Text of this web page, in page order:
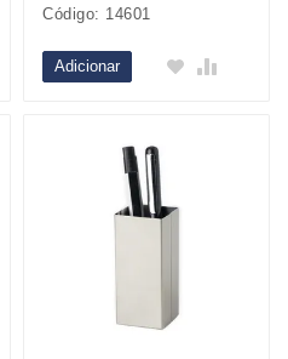
Código: 14601
Adicionar